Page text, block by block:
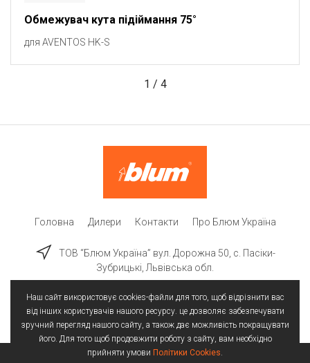
Oбмежувач кута підіймання 75°
для AVENTOS HK-S
1 / 4
Головна Дилери Контакти Про Блюм Україна
ТОВ “Блюм Україна” вул. Дорожна 50, c. Пасіки-
Зубрицькі, Львівська обл.
Наш сайт використовує cookies-файли для того, щоб відрізнити вас
від інших користувачів нашого ресурсу. це дозволяє забезпечувати
зручний перегляд нашого сайту, а також дає можливість покращувати
його. Для того щоб продовжити роботу з сайту, вам необхідно
прийняти умови Політики Cookies.